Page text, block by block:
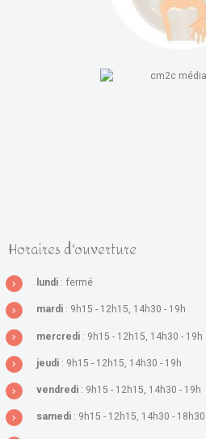
Horaires d'ouverture
lundi : fermé
mardi : 9h15 - 12h15, 14h30 - 19h
mercredi : 9h15 - 12h15, 14h30 - 19h
jeudi : 9h15 - 12h15, 14h30 - 19h
vendredi : 9h15 - 12h15, 14h30 - 19h
samedi : 9h15 - 12h15, 14h30 - 18h30